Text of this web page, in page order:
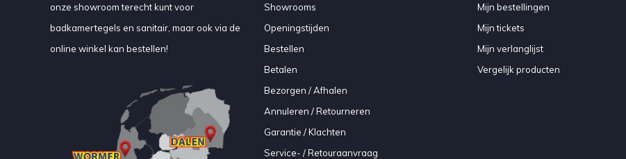
onze showroom terecht kunt voor
badkamertegels en sanitair, maar ook via de
online winkel kan bestellen!
Showrooms
Openingstijden
Bestellen
Betalen
Bezorgen / Afhalen
Annuleren / Retourneren
Garantie / Klachten
Service- / Retouraanvraag
Mijn bestellingen
Mijn tickets
Mijn verlanglijst
Vergelijk producten